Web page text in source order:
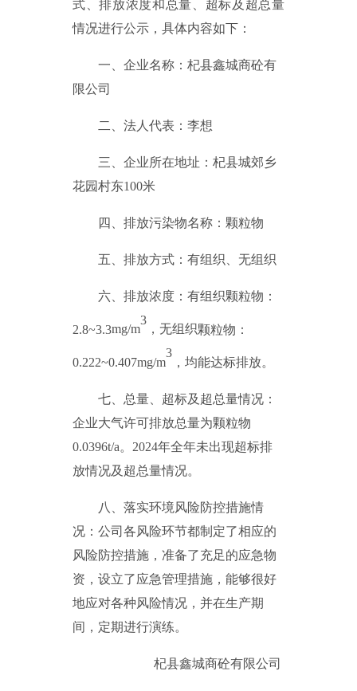
式、排放浓度和总量、超标及超总量
情况进行公示，具体内容如下：
一、企业名称：杞县鑫城商砼有
限公司
二、法人代表：李想
三、企业所在地址：杞县城郊乡
花园村东100米
四、排放污染物名称：颗粒物
五、排放方式：有组织、无组织
六、排放浓度：有组织颗粒物：
2.8~3.3mg/m
3
，无组织颗粒物：
0.222~0.407mg/m
3
，均能达标排放。
七、总量、超标及超总量情况：
企业大气许可排放总量为颗粒物
0.0396t/a。 2024年全年未出现超标排
放情况及超总量情况。
八、落实环境风险防控措施情
况：公司各风险环节都制定了相应的
风险防控措施，准备了充足的应急物
资，设立了应急管理措施，能够很好
地应对各种风险情况 ，并在生产期
间，定期进行演练。
杞县鑫城商砼有限公司